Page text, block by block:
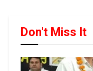
Don't Miss It